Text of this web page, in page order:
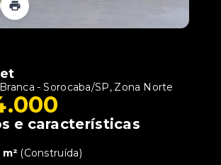
- Sorocaba/SP, Zona Norte
e características
(Construída)